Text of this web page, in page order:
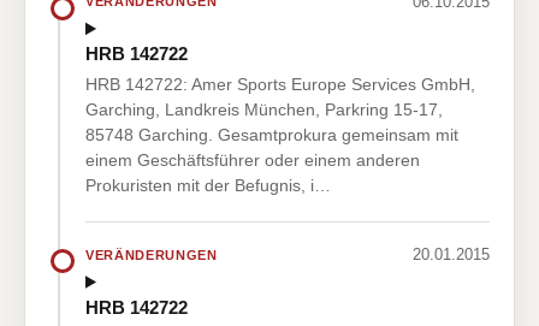
HRB 142722
HRB 142722: Amer Sports Europe Services GmbH,
Garching, Landkreis München, Parkring 15-17,
85748 Garching. Gesamtprokura gemeinsam mit
einem Geschäftsführer oder einem anderen
Prokuristen mit der Befugnis, i…
VERÄNDERUNGEN 20.01.2015
HRB 142722